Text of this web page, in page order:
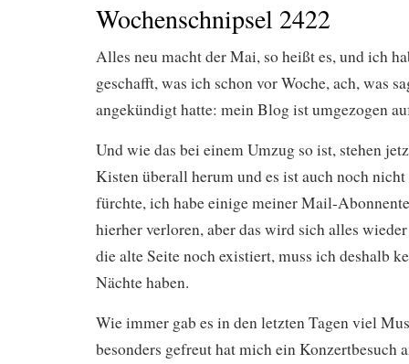
Wochenschnipsel 2422
Alles neu macht der Mai, so heißt es, und ich
geschafft, was ich schon vor Woche, ach, was
angekündigt hatte: mein Blog ist umgezogen
Und wie das bei einem Umzug so ist, stehen
Kisten überall herum und es ist auch noch
fürchte, ich habe einige meiner Mail-
hierher verloren, aber das wird sich alles
die alte Seite noch existiert, muss ich deshalb
Nächte haben.
Wie immer gab es in den letzten Tagen viel
besonders gefreut hat mich ein Konzertbesuch